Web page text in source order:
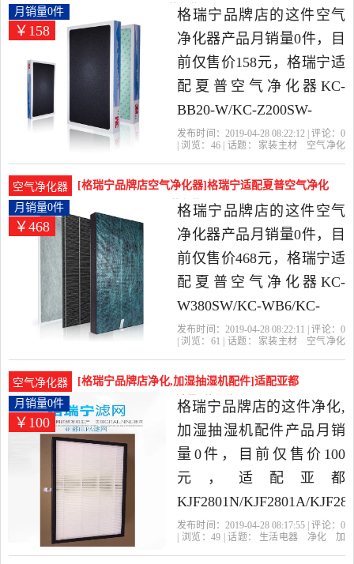
化器，由上海发货。
器KC-BB2月销量0件仅售158元
￥158
月销量0件
格瑞宁品牌店的这件空气
净化器产品月销量0件，目
前仅售价158元，格瑞宁适
配夏普空气净化器KC-
BB20-W/KC-Z200SW-
W/KC-CD20-W滤网是2019
主材当中性价比很高的空
气净化器，由上海发货。
发布时间：2019-04-28 08:22:12 | 评论： 0
| 浏览： 46| 话题： 家装主材
空气净化
空气净化器
[格瑞宁品牌店空气净化器]格瑞宁适配夏普空气净化
器KC-W38月销量0件仅售468元
￥468
月销量0件
格瑞宁品牌店的这件空气
净化器产品月销量0件，目
前仅售价468元，格瑞宁适
配夏普空气净化器KC-
W380SW/KC-WB6/KC-
BD60-S/CD60N滤网是2019
主材当中性价比很高的空
气净化器，由上海发货。
发布时间：2019-04-28 08:22:11 | 评论： 0
| 浏览： 61 | 话题： 家装主材
空气净化
空气净化器
[格瑞宁品牌店净化,加湿抽湿机配件]适配亚都
KJF2801N/KJF28月销量0件仅售100元
￥100
月销量0件
格瑞宁品牌店的这件净化,
加湿抽湿机配件产品月销
量0件，目前仅售价100
元，适配亚都
KJF2801N/KJF2801A/
空气净化器滤网HJT2801是
发布时间：2019-04-28 08:17:55 | 评论： 0
| 浏览：49 | 话题： 生活电器 净化
加